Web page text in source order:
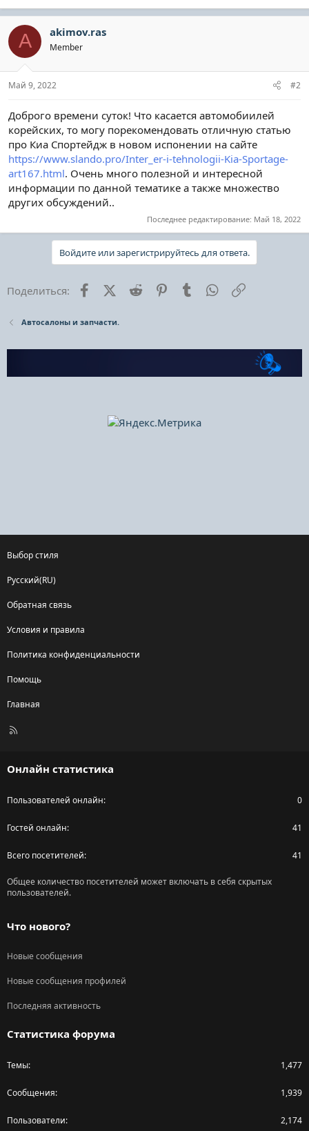
A akimov.ras
Member
Май 9, 2022 #2
Доброго времени суток! Что касается автомобиилей
корейских, то могу порекомендовать отличную статью
про Киа Спортейдж в новом испонении на сайте
https://www.slando.pro/Inter_er-i-tehnologii-Kia-Sportage-
art167.html. Очень много полезной и интересной
информации по данной тематике а также множество
других обсуждений..
Последнее редактирование: Май 18, 2022
Войдите или зарегистрируйтесь для ответа.
Поделиться: FacebookX (Twitter)
Reddit PinterestTumblr WhatsApp
Автосалоны и запчасти.
Выбор стиля
Русский(RU)
Обратная связь
Условия и правила
Политика конфиденциальности
Помощь
Главная
R
Онлайн статистика
Пользователей онлайн 0
Гостей онлайн 41
Всего посетителей 41
Общее количество посетителей может включать в себя скрытых
пользователей.
Что нового?
Новые сообщения
Новые сообщения профилей
Последняя активность
Статистика форума
Темы 1,477
Сообщения 1,939
Пользователи 2,174